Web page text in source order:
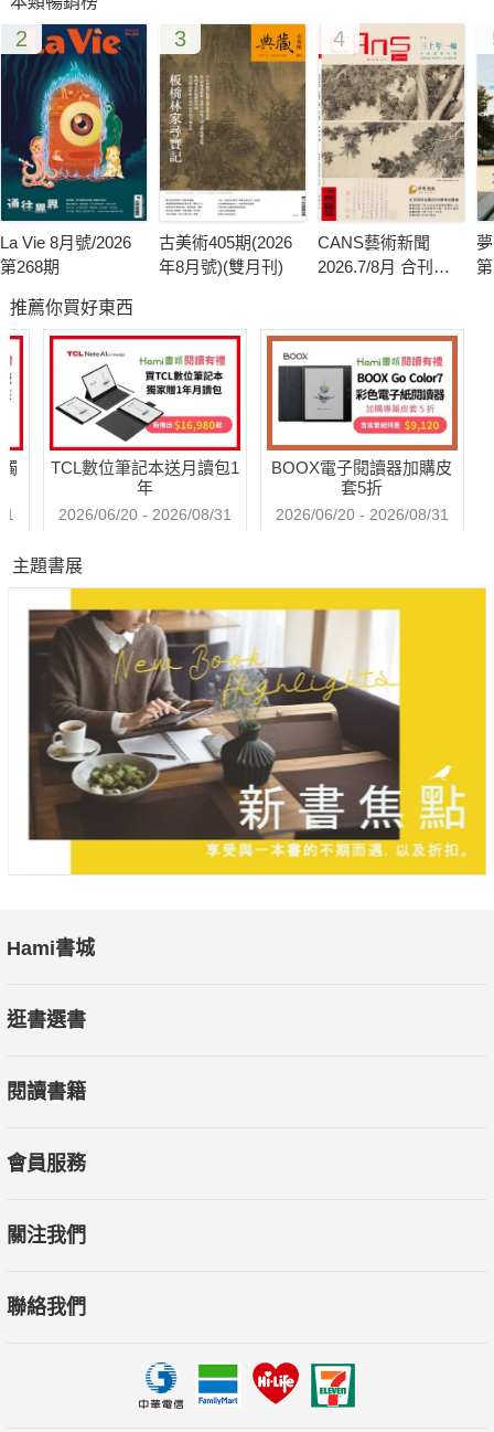
跡。
2
La Vie 8月號/2026
第268期
3
古美術405期(2026
年8月號)(雙月刊)
4
CANS藝術新聞
2026.7/8月 合刊號
推薦你買好東西
TCL數位筆記本送月讀包1
年
2026/06/20 - 2026/08/31
BOOX電子閱讀器加購皮
套5折
2026/06/20 - 2026/08/31
主題書展
Hami書城
逛書選書
閱讀書籍
會員服務
關注我們
聯絡我們